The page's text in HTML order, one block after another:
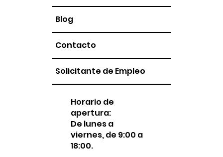
Horario de
apertura:
De lunes a
viernes, de 9:00 a
18:00.
Blog
Contacto
Solicitante de Empleo